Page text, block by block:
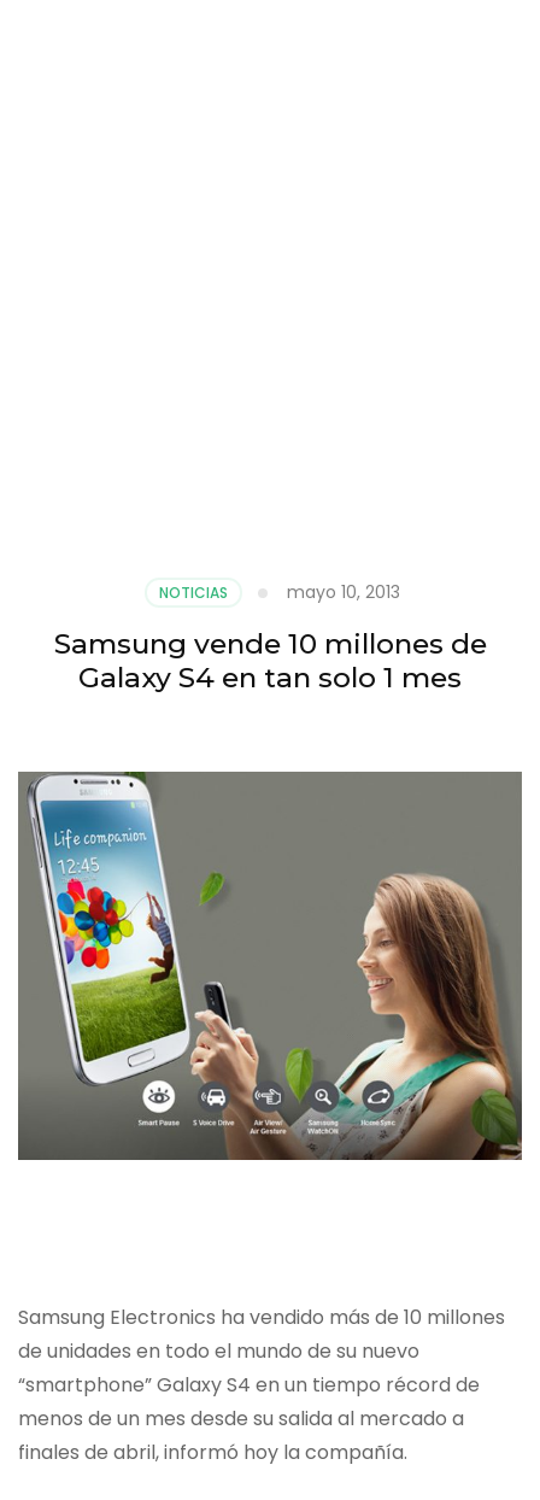
NOTICIAS mayo 10, 2013
Samsung vende 10 millones de
Galaxy S4 en tan solo 1 mes
Samsung Electronics ha vendido más de 10 millones
de unidades en todo el mundo de su nuevo
“smartphone” Galaxy S4 en un tiempo récord de
menos de un mes desde su salida al mercado a
finales de abril, informó hoy la compañía.